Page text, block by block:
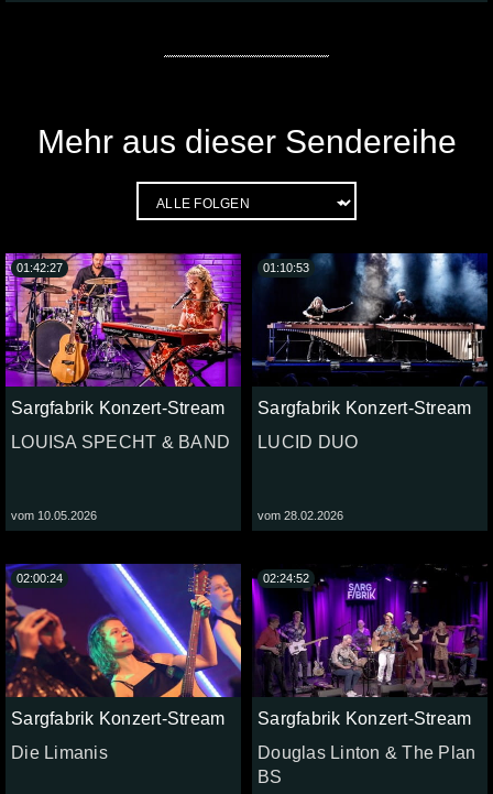
Mehr aus dieser Sendereihe
Sargfabrik Konzert-Stream
LOUISA SPECHT & BAND
vom 10.05.2026
01:42:27
Sargfabrik Konzert-Stream
LUCID DUO
vom 28.02.2026
01:10:53
Sargfabrik Konzert-Stream
Die Limanis
02:00:24
Sargfabrik Konzert-Stream
Douglas Linton & The Plan
BS
02:24:52